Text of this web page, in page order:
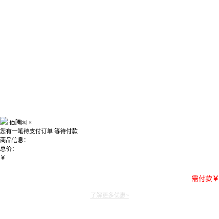
佰腾网 ×
您有一笔待支付订单 等待付款
商品信息：
总价：
￥
需付款￥
了解更多优惠~